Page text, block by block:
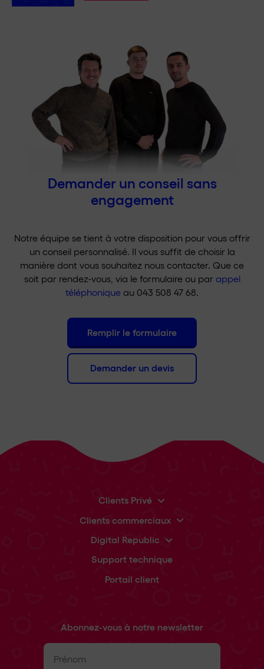
Demander un conseil sans
engagement
Notre équipe se tient à votre disposition pour vous offrir
un conseil personnalisé. Il vous suffit de choisir la
manière dont vous souhaitez nous contacter. Que ce
soit par rendez-vous, via le formulaire ou par appel
téléphonique au 043 508 47 68.
Remplir le formulaire
Demander un devis
Clients Privé
Clients commerciaux
Digital Republic
Support technique
Portail client
Abonnez-vous à notre newsletter
Prénom